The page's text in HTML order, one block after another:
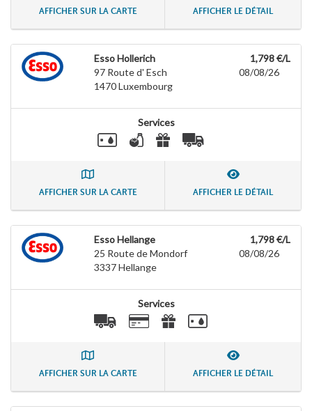
AFFICHER SUR LA CARTE AFFICHER LE DÉTAIL
Esso Hollerich
97 Route d' Esch
1470Luxembourg
1,798 €/L
08/08/26
Services
AFFICHER SUR LA CARTE AFFICHER LE DÉTAIL
Esso Hellange
25 Route de Mondorf
3337Hellange
1,798 €/L
08/08/26
Services
AFFICHER SUR LA CARTE AFFICHER LE DÉTAIL